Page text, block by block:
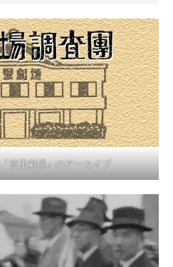
首里劇場」のアーカイブ